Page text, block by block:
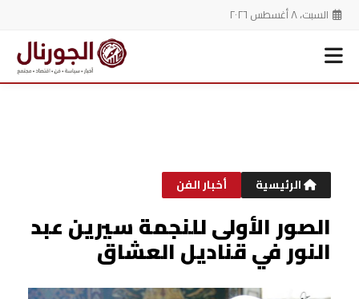
السبت، ٨ أغسطس ٢٠٢٦
الرئيسية أخبار الفن
الصور الأولى للنجمة سيرين عبد
النور في قناديل العشاق